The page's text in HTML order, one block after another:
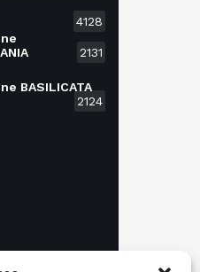
4128
2131
BASILICATA
2124